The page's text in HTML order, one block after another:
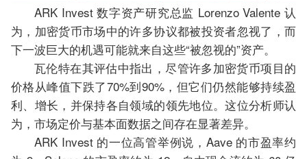
ARK Invest 数字资产研究总监 Lorenzo Valente 认
为，加密货币市场中的许多协议都被投资者忽视了，而
下一波巨大的机遇可能就来自这些“被忽视的”资产。
瓦伦特在其评估中指出，尽管许多加密货币项目的
价格从峰值下跌了70%到90%，但它们仍然能够持续盈
利、增长，并保持各自领域的领先地位。这位分析师认
为，市场定价与基本面数据之间存在显著差异。
ARK Invest 的一位高管举例说，Aave 的市盈率约